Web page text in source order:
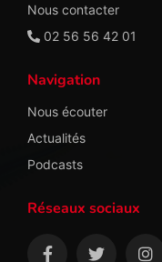
Nous contacter
02 56 56 42 01
Navigation
Nous écouter
Actualités
Podcasts
Réseaux sociaux